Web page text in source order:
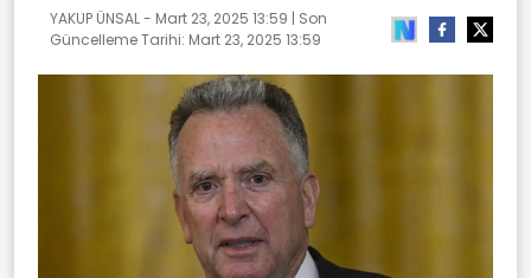
YAKUP ÜNSAL - Mart 23, 2025 13:59 | Son
Güncelleme Tarihi: Mart 23, 2025 13:59